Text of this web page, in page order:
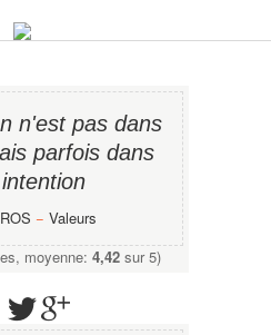
n'est pas dans
parfois dans
− Valeurs
moyenne: 4,42sur 5)